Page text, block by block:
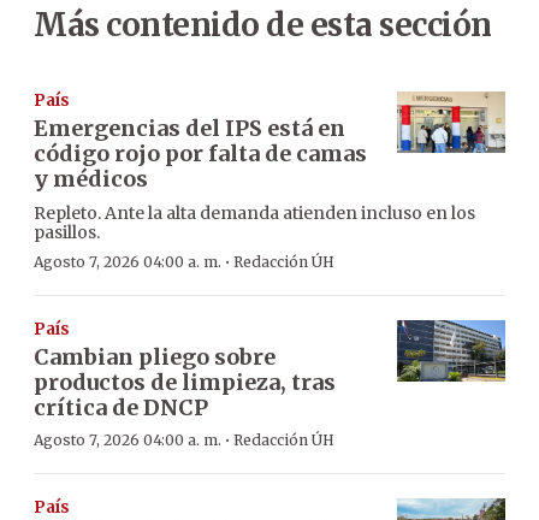
Más contenido de esta sección
País
Emergencias del IPS está en
código rojo por falta de camas
y médicos
Repleto. Ante la alta demanda atienden incluso en los
pasillos.
Agosto 7, 2026 04:00 a. m. · Redacción ÚH
País
Cambian pliego sobre
productos de limpieza, tras
crítica de DNCP
Agosto 7, 2026 04:00 a. m. · Redacción ÚH
País